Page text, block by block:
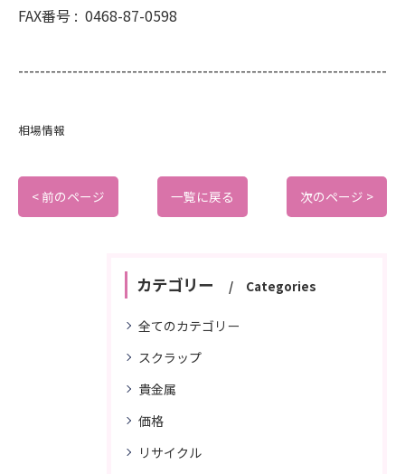
FAX番号 : 0468-87-0598
--------------------------------------------------------------------
相場情報
< 前のページ 一覧に戻る 次のページ >
カテゴリー Categories
全てのカテゴリー
スクラップ
貴金属
価格
リサイクル